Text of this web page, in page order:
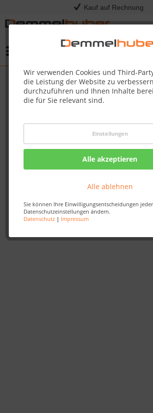
Kauf auf Rechnung
Wir verwenden Cookies und Third-
die Leistung der Website zu
durchzuführen und Ihnen Inhalte
die für Sie relevant sind.
Einstellungen
Alle akzeptieren
Alle ablehnen
Sie können Ihre Einwilligungsentscheidungen
Datenschutzeinstellungen ändern.
Datenschutz| Impressum